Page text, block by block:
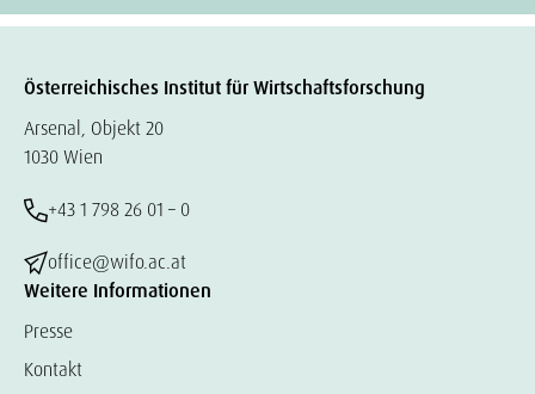
Österreichisches Institut für Wirtschaftsforschung
Arsenal, Objekt 20
1030 Wien
+43 1 798 26 01 – 0
office@wifo.ac.at
Weitere Informationen
Presse
Kontakt